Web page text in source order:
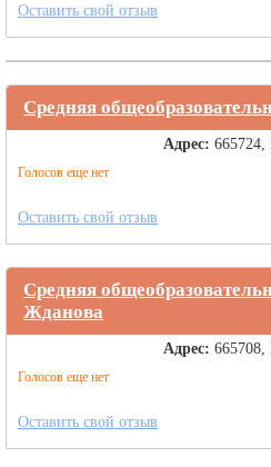
Оставить свой отзыв
Средняя
Голосов еще нет
Адрес: 665724,
Оставить свой отзыв
Средняя
Жданова
Голосов еще нет
Адрес: 665708,
Оставить свой отзыв